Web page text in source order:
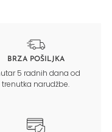
BRZA POŠILJKA
5 radnih dana od
trenutka narudžbe.